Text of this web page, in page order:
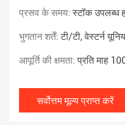
प्रसव के समय:स्टॉक उपलब्ध
भुगतान शर्तें:टी/टी, वेस्टर्न
आपूर्ति की क्षमता:प्रति माह
सर्वोत्तम मूल्य प्राप्त करें